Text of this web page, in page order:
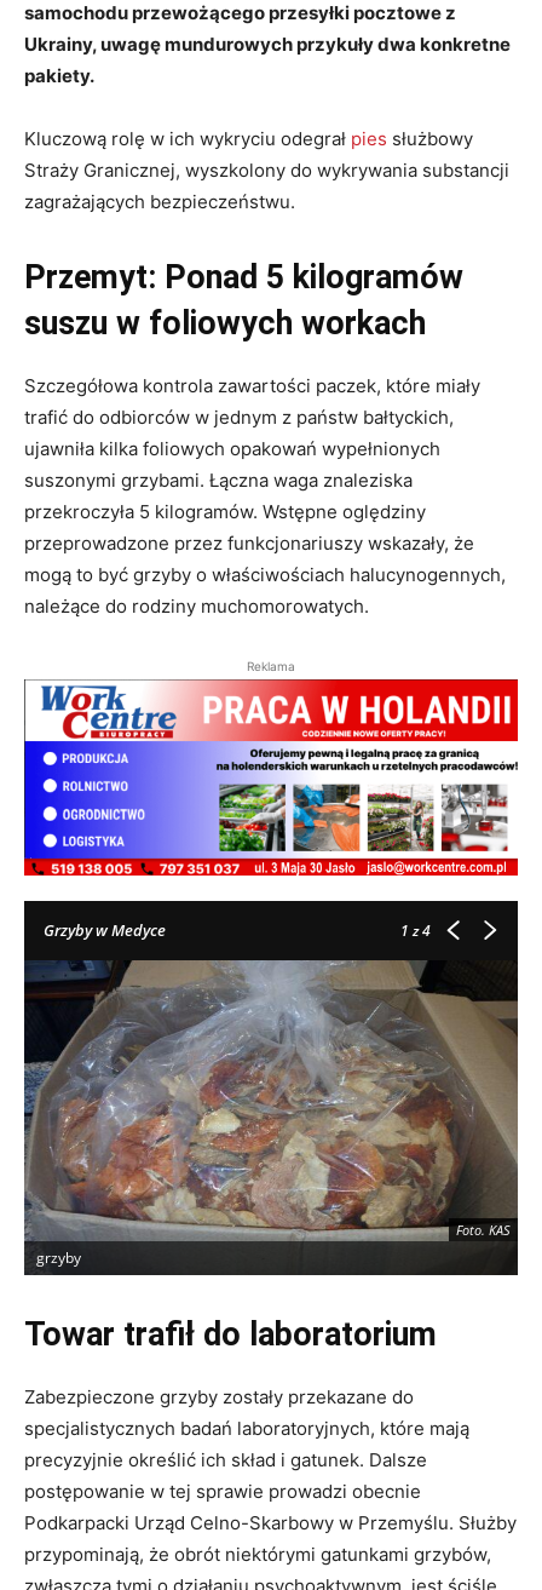
samochodu przewożącego przesyłki pocztowe z
Ukrainy, uwagę mundurowych przykuły dwa konkretne
pakiety.
Kluczową rolę w ich wykryciu odegrał pies służbowy
Straży Granicznej, wyszkolony do wykrywania substancji
zagrażających bezpieczeństwu.
Przemyt: Ponad 5 kilogramów
suszu w foliowych workach
Szczegółowa kontrola zawartości paczek, które miały
trafić do odbiorców w jednym z państw bałtyckich,
ujawniła kilka foliowych opakowań wypełnionych
suszonymi grzybami. Łączna waga znaleziska
przekroczyła 5 kilogramów. Wstępne oględziny
przeprowadzone przez funkcjonariuszy wskazały, że
mogą to być grzyby o właściwościach halucynogennych,
należące do rodziny muchomorowatych.
Reklama
Grzyby w Medyce 1z 4
Foto. KAS
grzyby
Towar trafił do laboratorium
Zabezpieczone grzyby zostały przekazane do
specjalistycznych badań laboratoryjnych, które mają
precyzyjnie określić ich skład i gatunek. Dalsze
postępowanie w tej sprawie prowadzi obecnie
Podkarpacki Urząd Celno-Skarbowy w Przemyślu. Służby
przypominają, że obrót niektórymi gatunkami grzybów,